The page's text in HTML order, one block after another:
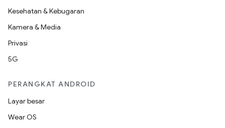
Kesehatan & Kebugaran
Kamera & Media
Privasi
5G
PERANGKAT ANDROID
Layar besar
Wear OS